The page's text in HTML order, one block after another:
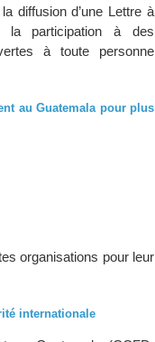
diffusion d’une Lettre à
la participation à des
à toute personne
au Guatemala pour plus
organisations pour leur
internationale